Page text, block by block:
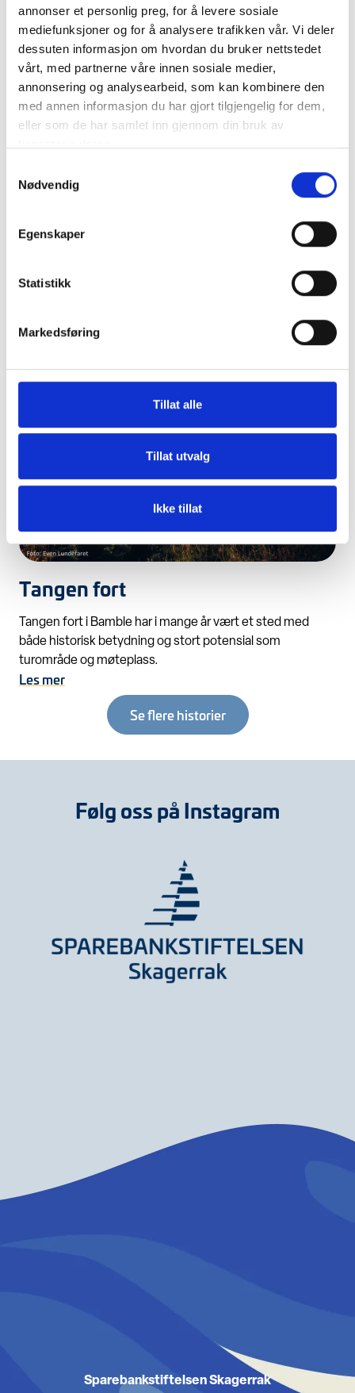
annonser et personlig preg, for å levere sosiale
mediefunksjoner og for å analysere trafikken vår. Vi deler
dessuten informasjon om hvordan du bruker nettstedet
vårt, med partnerne våre innen sosiale medier,
annonsering og analysearbeid, som kan kombinere den
med annen informasjon du har gjort tilgjengelig for dem,
eller som de har samlet inn gjennom din bruk av
Nødvendig
Egenskaper
Statistikk
Markedsføring
Tillat alle
Tillat utvalg
Ikke tillat
kystkulturkvartalet i byen. Området har et autentisk miljø
som er unikt i landssammenheng, og som formidler
Bamblekysten.
Tangen fort
Tangen fort i Bamble har i mange år vært et sted med
både historisk betydning og stort potensial som
turområde og møteplass.
Les mer
Se flere historier
Følg oss på Instagram
Sparebankstiftelsen Skagerrak